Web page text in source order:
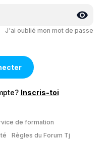
J'ai oublié mon mot de passe
Inscris-toi
de formation
Règles du Forum Tj